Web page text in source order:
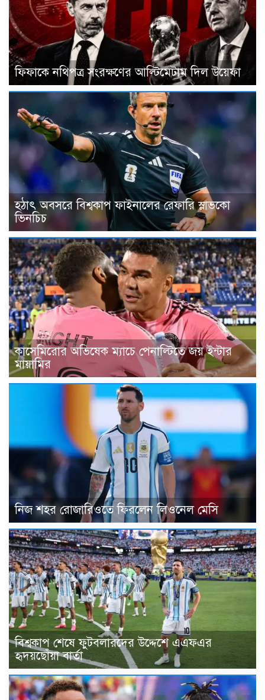
ফিফাকে নথিপত্র সংরক্ষণের আল্টিমেটাম দিল উয়েফা
হঠাৎ অবসরে বিশ্বকাপ ফাইনালের রেফারি স্লাভকো
ভিনচিচ
কাসেমিরোর অভিষেক ম্যাচে পেনাল্টিতে জয় ইন্টার
মায়ামির
নিজ শহর রোজারিওতে ফিরলেন লিওনেল মেসি
বিশ্বকাপ শেষে ফুটবলারদের উদ্দেশে এএফএর
হৃদয়ছোঁয়া বার্তা